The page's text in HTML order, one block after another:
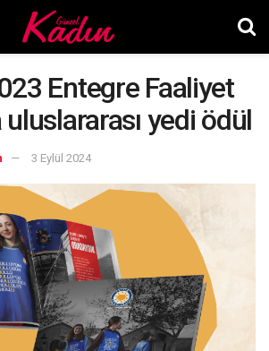
Entegre Faaliyet
uluslararası yedi ödül
3 Eylül 2024